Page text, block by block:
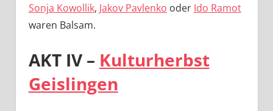
Sonja Kowollik, Jakov Pavlenko oder Ido Ramot
waren Balsam.
AKT IV – Kulturherbst
Geislingen